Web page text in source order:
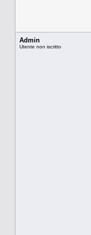
Admin
Utente non iscritto